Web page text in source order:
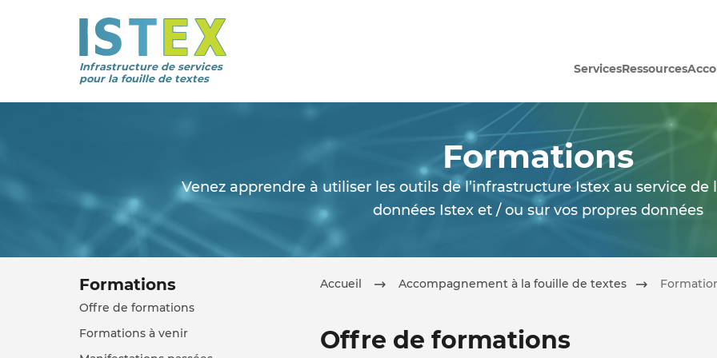
Infrastructure de services
pour la fouille de textes
ServicesRessources
Formations
Venez apprendre à utiliser les outils de l’infrastructure Istex au service de
données Istex et / ou sur vos propres données
Formations
Offre de formations
Formations à venir
Accueil Accompagnement à la fouille de textes
Offre de formations